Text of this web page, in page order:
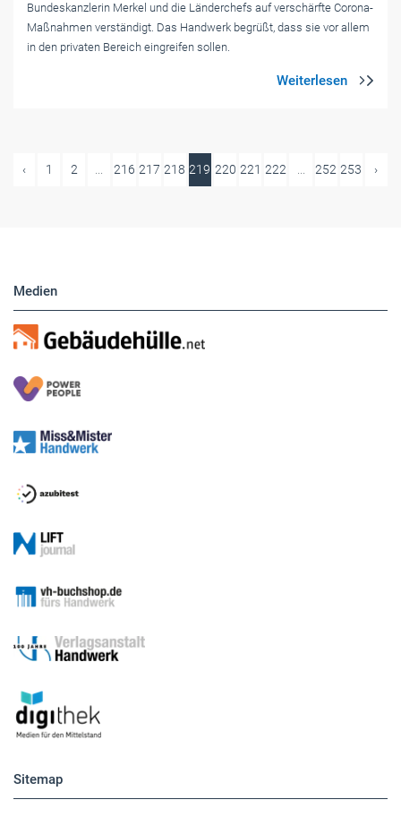
Bundeskanzlerin Merkel und die Länderchefs auf verschärfte Corona-
Maßnahmen verständigt. Das Handwerk begrüßt, dass sie vor allem
in den privaten Bereich eingreifen sollen.
‹ 1 2 ... 216 217 218 219 220 221 222 ... 252 253 ›
Medien
Sitemap